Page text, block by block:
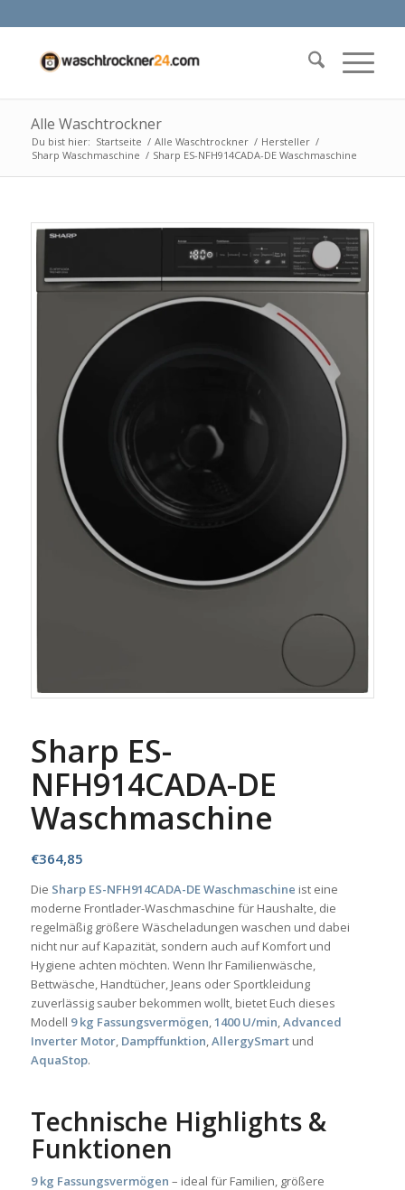
Alle Waschtrockner
Du bist hier: Startseite / Alle Waschtrockner / Hersteller /
Sharp Waschmaschine / Sharp ES-NFH914CADA-DE Waschmaschine
Sharp ES-
NFH914CADA-DE
Waschmaschine
€364,85
Die Sharp ES-NFH914CADA-DE Waschmaschine ist eine
moderne Frontlader-Waschmaschine für Haushalte, die
regelmäßig größere Wäscheladungen waschen und dabei
nicht nur auf Kapazität, sondern auch auf Komfort und
Hygiene achten möchten. Wenn Ihr Familienwäsche,
Bettwäsche, Handtücher, Jeans oder Sportkleidung
zuverlässig sauber bekommen wollt, bietet Euch dieses
Modell 9 kg Fassungsvermögen 1400 U/min Advanced
Inverter Motor, Dampffunktion AllergySmartund
AquaStop.
Technische Highlights &
Funktionen
9 kg Fassungsvermögen – ideal für Familien, größere